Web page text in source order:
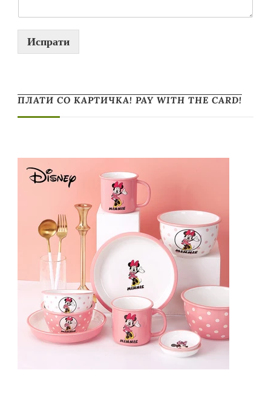
Испрати
ПЛАТИ СО КАРТИЧКА! PAY WITH THE CARD!